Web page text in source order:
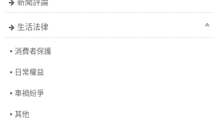
生活法律
消費者保護
日常權益
車禍紛爭
其他